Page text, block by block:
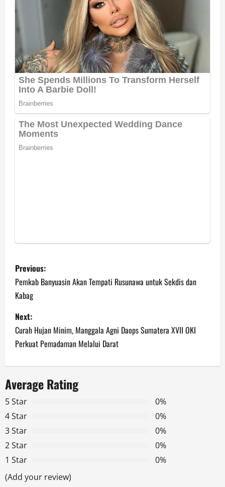
P
o
s
t
n
a
v
i
g
a
t
Previous:
Pemkab Banyuasin Akan Tempati Rusunawa untuk Sekdis dan
Kabag
Next:
Curah Hujan Minim, Manggala Agni Daops Sumatera XVII OKI
Perkuat Pemadaman Melalui Darat
Average Rating
5 Star
0%
4 Star
0%
3 Star
0%
2 Star
0%
1 Star
0%
(Add your review)